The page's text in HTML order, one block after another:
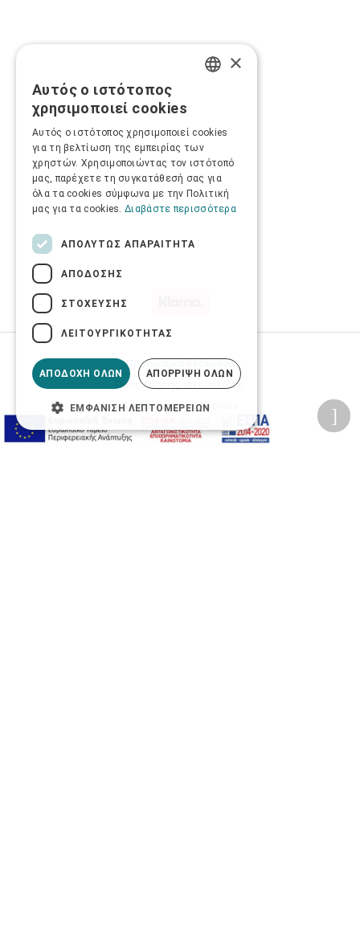
Προσωπικά δεδομένα
Όροι Χρήσης Ιστοσελίδας
Ασφάλεια συναλλαγών
Πολιτική Ασφάλειας Πληροφοριών
×
Αυτός ο ιστότοπος
χρησιμοποιεί cookies
Αυτός ο ιστότοπος χρησιμοποιεί cookies
για τη βελτίωση της εμπειρίας των
χρηστών. Χρησιμοποιώντας τον ιστότοπό
μας, παρέχετε τη συγκατάθεσή σας για
όλα τα cookies σύμφωνα με την Πολιτική
μας για τα cookies. Διαβάστε περισσότερα
ΑΠΟΛΎΤΩΣ ΑΠΑΡΑΊΤΗΤΑ
ΑΠΌΔΟΣΗΣ
ΣΤΌΧΕΥΣΗΣ
ΛΕΙΤΟΥΡΓΙΚΌΤΗΤΑΣ
ΑΠΟΔΟΧΉ ΌΛΩΝ ΑΠΌΡΡΙΨΗ ΌΛΩΝ
ΕΜΦΆΝΙΣΗ ΛΕΠΤΟΜΕΡΕΙΏΝ